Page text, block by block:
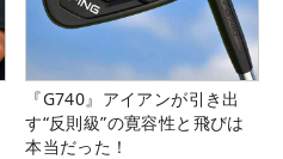
『G740』アイアンが引き出
す“反則級”の寛容性と飛びは
本当だった！